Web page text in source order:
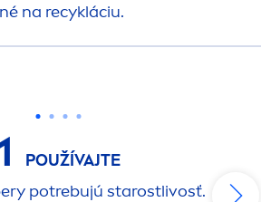
na recykláciu.
POUŽÍVAJTE
potrebujú starostlivosť.